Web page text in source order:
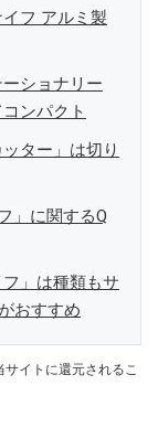
フ アルミ製
ショナリー
ンパクト
ター」は切り
」に関するQ
」は種類もサ
おすすめ
イトに還元されるこ